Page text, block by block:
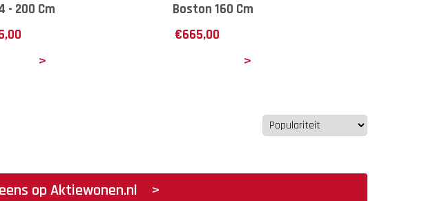
- 200 Cm
Boston 160 Cm
€665,00
op Aktiewonen.nl